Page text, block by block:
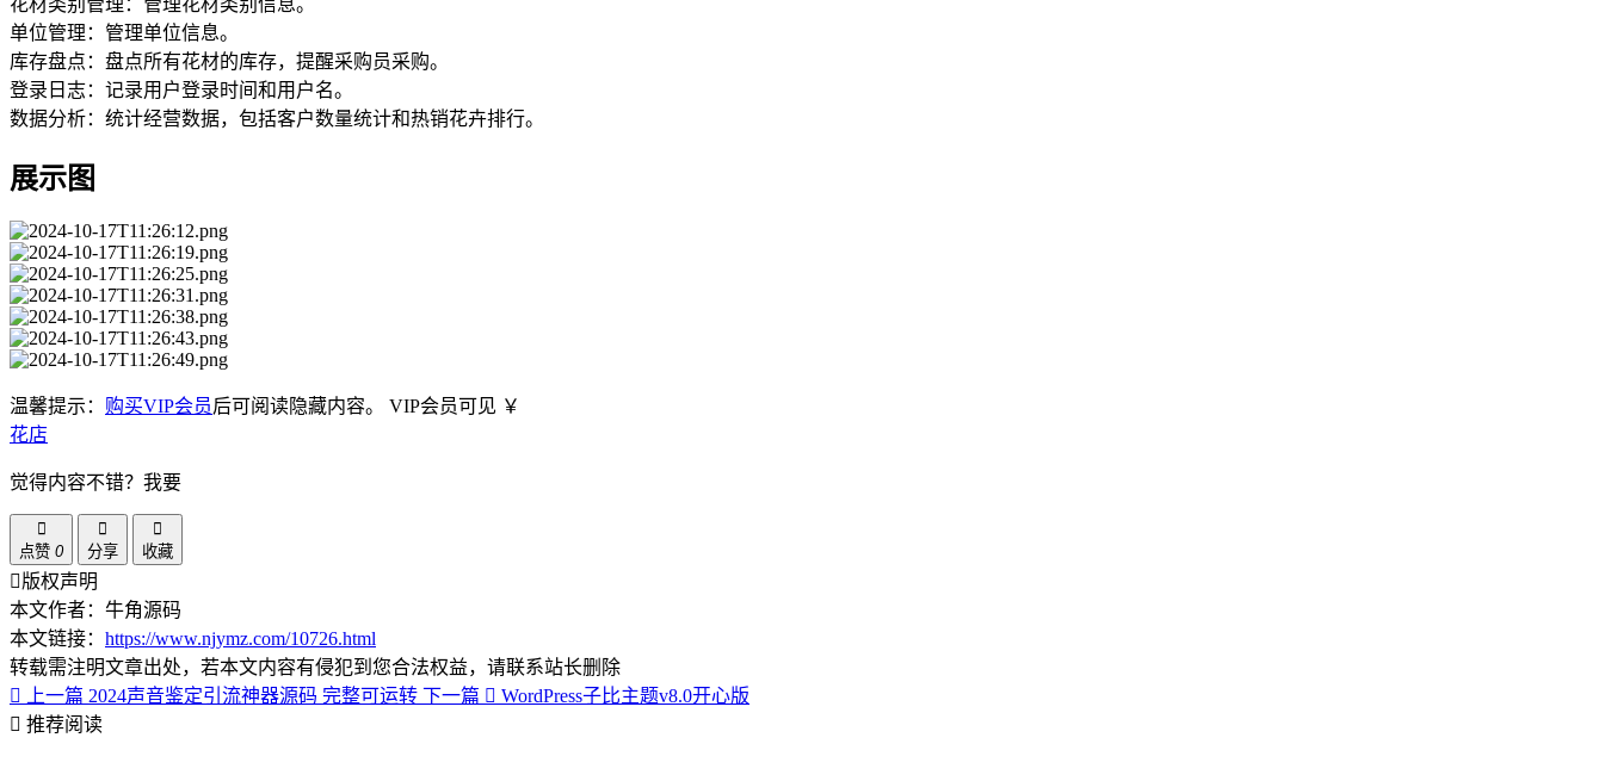
单位管理：管理单位信息。
库存盘点：盘点所有花材的库存，提醒采购员采购。
登录日志：记录用户登录时间和用户名。
数据分析：统计经营数据，包括客户数量统计和热销花卉排行。
展示图
温馨提示： 购买VIP会员后可阅读隐藏内容。 VIP会员可见 ￥
花店
觉得内容不错？我要
点赞 0 分享 收藏
版权声明
本文作者：牛角源码
本文链接： https://www.njymz.com/10726.html
转载需注明文章出处，若本文内容有侵犯到您合法权益，请联系站长删除
上一篇 2024声音鉴定引流神器源码 完整可运转 下一篇
WordPress子比主题v8.0开心版
推荐阅读